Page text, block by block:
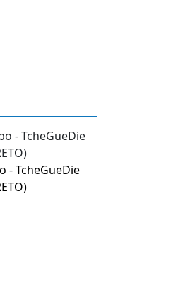
- TcheGueDie